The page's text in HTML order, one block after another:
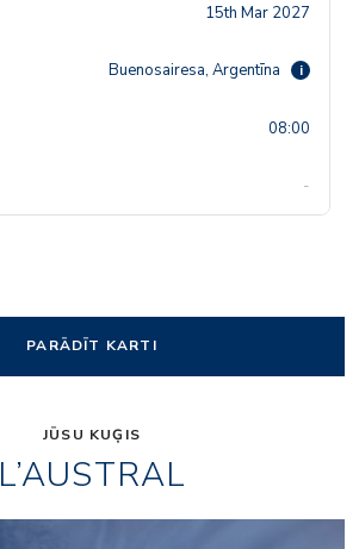
15th Mar 2027
Buenosairesa, Argentīna i
08:00
-
PARĀDĪT KARTI
JŪSU KUĢIS
L’AUSTRAL